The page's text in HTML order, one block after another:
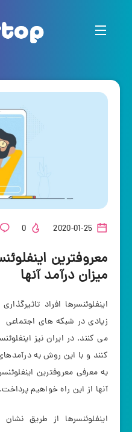
معروفترین
میزان درآمد آنها
اینفلوئنسرها افراد
زیادی در شبکه های
می کنند. در ایران نیز
کنند و با این روش به
به معرفی معروفترین
آنها از این راه خواهیم پرداخت.
اینفلوئنسرها از طریق